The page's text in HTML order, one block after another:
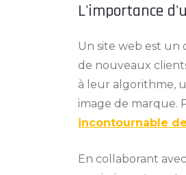
L'importance
Un site web est
de nouveaux
à leur algorithme,
image de marque.
incontournable
En collaborant avec